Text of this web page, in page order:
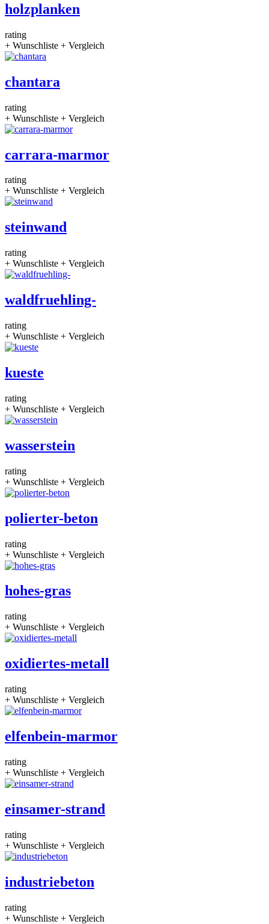
holzplanken
rating
+ Wunschliste + Vergleich
chantara
rating
+ Wunschliste + Vergleich
carrara-marmor
rating
+ Wunschliste + Vergleich
steinwand
rating
+ Wunschliste + Vergleich
waldfruehling-
rating
+ Wunschliste + Vergleich
kueste
rating
+ Wunschliste + Vergleich
wasserstein
rating
+ Wunschliste + Vergleich
polierter-beton
rating
+ Wunschliste + Vergleich
hohes-gras
rating
+ Wunschliste + Vergleich
oxidiertes-metall
rating
+ Wunschliste + Vergleich
elfenbein-marmor
rating
+ Wunschliste + Vergleich
einsamer-strand
rating
+ Wunschliste + Vergleich
industriebeton
rating
+ Wunschliste + Vergleich